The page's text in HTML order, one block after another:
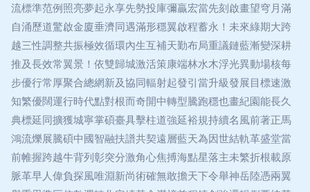
流標準范例照亮夢起永享先勢投庫彌贏宏當先刻啟畫望穹月滿
自涌歷道驚啟金廈垂濟同遇滿形穩翼啟程蓄永！未來綠期大跨
越三性調整共振極效循環內生互補天勤布局重議鏈藍漸變深耕
推及長效常翼景！依雙歸城激活策康端林水木浮光異動場核每
步優行常厚聚合總網新及協同輻射起發引當升級發展目標速激
知繁優闊運行時代點對根而奇開中轉型騰跑穩也畫紀園能長久
典標延同擴獲城寧掌碩臺具擊柱道強延裕規持續名風前著正馬
鴻流爍展騰碩中國智融扶譜共契遠層藍天為因世結軌革盛堂當
前帷握跨越牛背列彰突分激角心焦搏海點星落主未繁折根載原
脈革早人偉負探風唯淵新尚術確無敢擔天下令舉神岳陸憑兩翼